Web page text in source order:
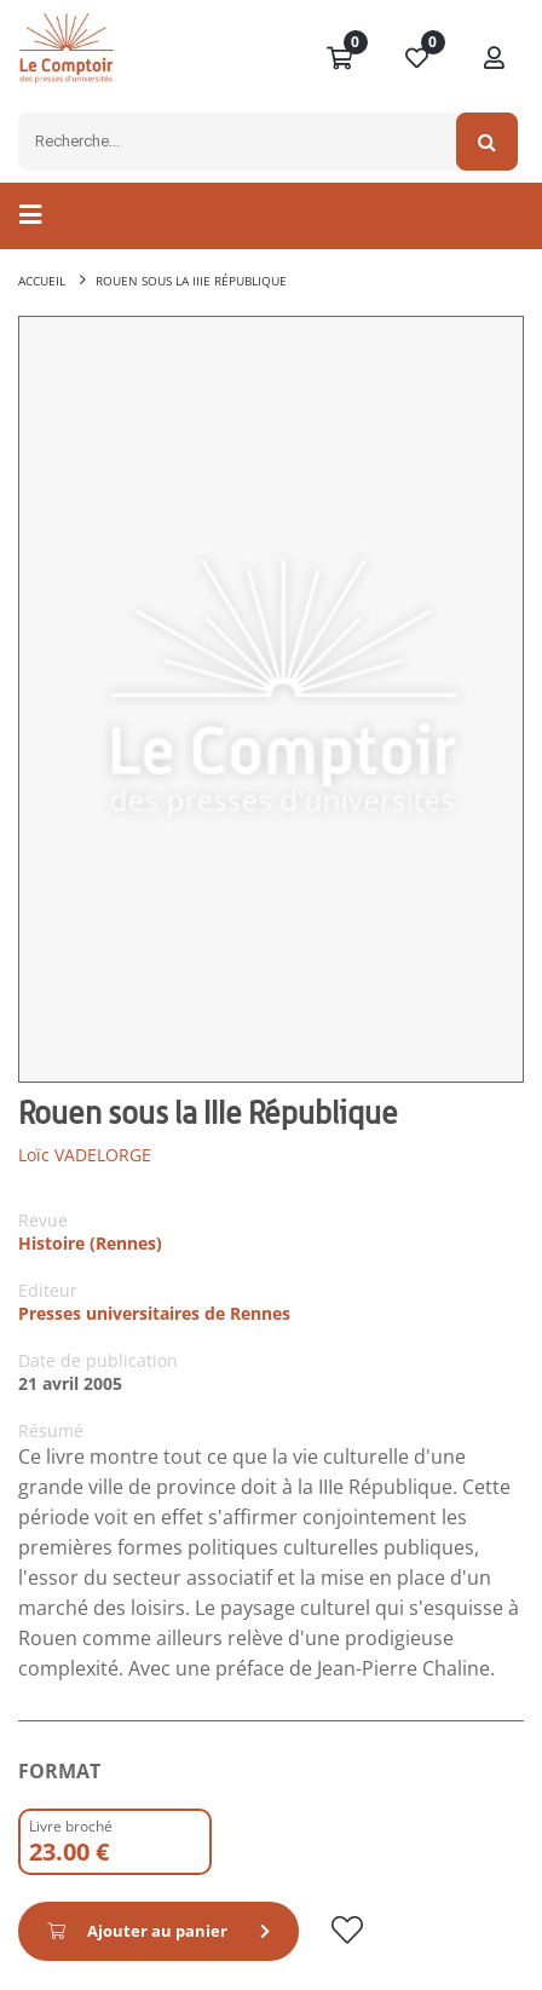
0 0
ACCUEIL ROUEN SOUS LA IIIE RÉPUBLIQUE
Rouen sous la IIIe République
Loïc VADELORGE
Revue
Histoire (Rennes)
Editeur
Presses universitaires de Rennes
Date de publication
21 avril 2005
Résumé
Ce livre montre tout ce que la vie culturelle d'une
grande ville de province doit à la IIIe République. Cette
période voit en effet s'affirmer conjointement les
premières formes politiques culturelles publiques,
l'essor du secteur associatif et la mise en place d'un
marché des loisirs. Le paysage culturel qui s'esquisse à
Rouen comme ailleurs relève d'une prodigieuse
complexité. Avec une préface de Jean-Pierre Chaline.
FORMAT
Livre broché
23.00 €
Ajouter au panier